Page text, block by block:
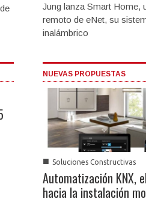
Jung lanza Smart Home,
remoto de eNet, su
inalámbrico
NUEVAS PROPUESTAS
■ Soluciones Constructivas
Automatización KNX,
hacia la instalación